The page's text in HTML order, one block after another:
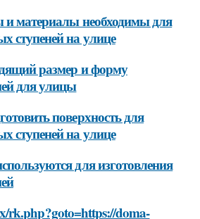
и материалы необходимы для
ступеней на улице
размер и форму
для улицы
поверхность для
ступеней на улице
для изготовления
rk.php?goto=https://doma-